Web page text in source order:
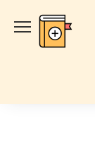
содержанию